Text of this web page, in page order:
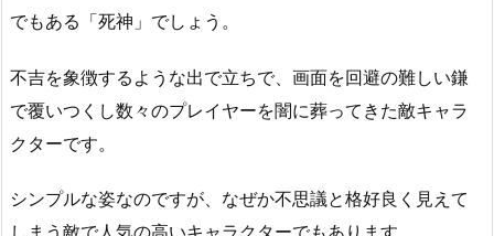
でもある「死神」でしょう。
不吉を象徴するような出で立ちで、画面を回避の難しい鎌
で覆いつくし数々のプレイヤーを闇に葬ってきた敵キャラ
クターです。
シンプルな姿なのですが、なぜか不思議と格好良く見えて